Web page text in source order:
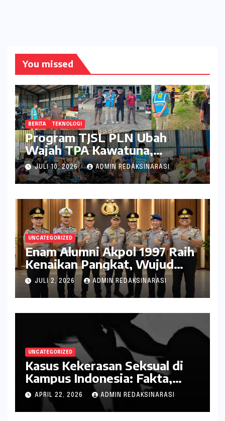
You missed
BERITA TEKNOLOGI
Program TJSL PLN Ubah
Wajah TPA Kawatuna,
Sampah Kini Bernilai Ekonomi
dan Lingkungan
JULI 10, 2026 ADMIN REDAKSINARASI
UNCATEGORIZED
Enam Alumni Akpol 1997 Raih
Kenaikan Pangkat, Wujud
Penghargaan atas Pengabdian
kepada Negara
JULI 2, 2026 ADMIN REDAKSINARASI
UNCATEGORIZED
Kasus Kekerasan Seksual di
Kampus Indonesia: Fakta,
Pola Berulang, dan Tantangan
Penanganannya
APRIL 22, 2026 ADMIN REDAKSINARASI